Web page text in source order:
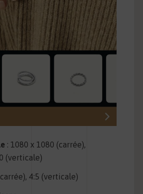
: 1080 x 1080 (carrée),
(verticale)
4:5 (verticale)